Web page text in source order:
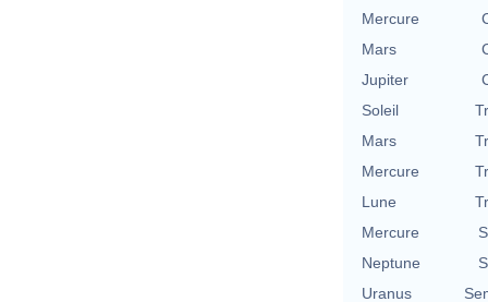
Mercure
Mars
Jupiter
Soleil
Mars
Mercure
Lune
Mercure
Neptune
Uranus